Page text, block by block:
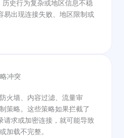
史行为复杂或地区信息不稳
易出现连接失败、地区限制或
冲突
火墙、内容过滤、流量审
策略。这些策略如果拦截了
求或加密连接，就可能导致
加载不完整。